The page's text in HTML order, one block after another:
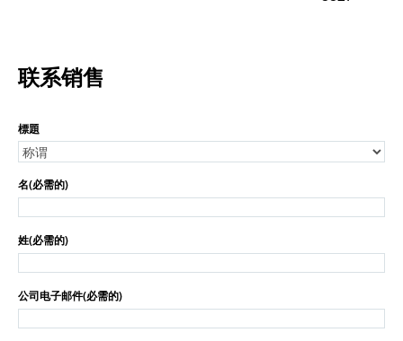
联系销售
標題
名(必需的)
姓(必需的)
公司电子邮件(必需的)